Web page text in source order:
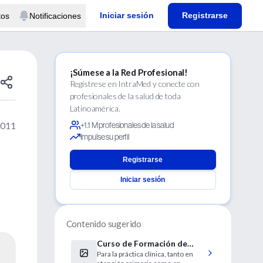
Notificaciones Iniciar sesión Registrarse
¡Súmese a la Red Profesional!
Regístrese en IntraMed y conecte con
profesionales de la salud de toda
Latinoamérica.
+1.1 M profesionales de la salud
Impulse su perfil
Registrarse
Iniciar sesión
Contenido sugerido
Curso de Formación de
Investigadores Clínicos
Para la práctica clínica, tanto en